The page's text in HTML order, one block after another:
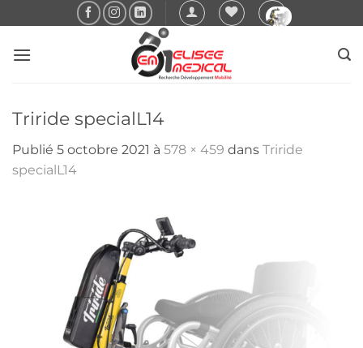
au
contenu
Triride specialL14
Publié 5 octobre 2021 à 578 × 459 dans Triride
specialL14